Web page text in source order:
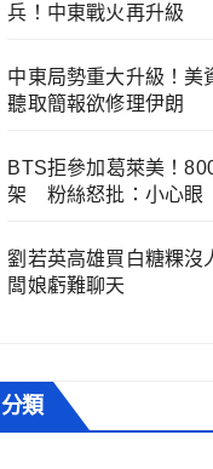
兵！中東戰火再升級
中東局勢重大升級！
聽取簡報欲修理伊朗
BTS拒參加葛萊美！
架 粉絲怒批：小心眼
劉若英高雄買白糖粿
闆娘虧難聊天
分類